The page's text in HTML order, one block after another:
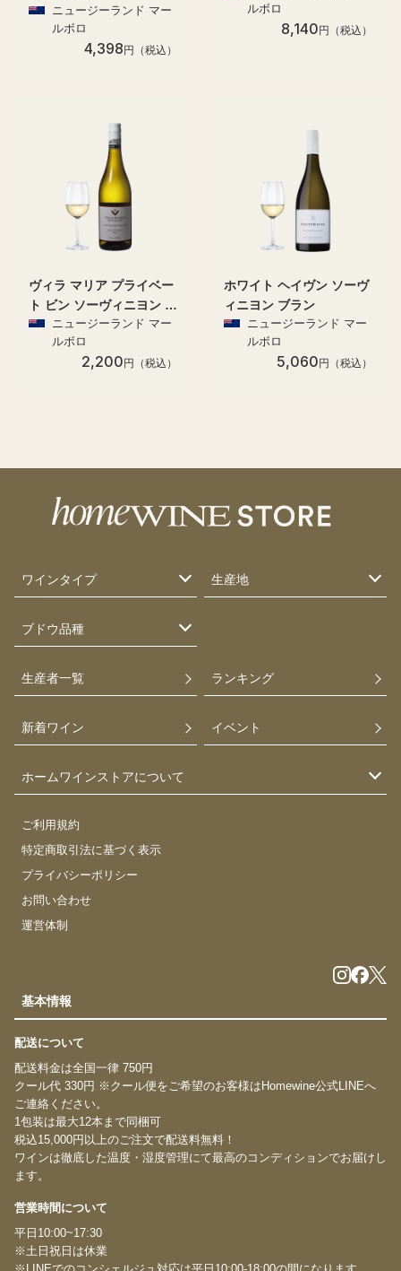
ニュージーランド マー
ルボロ
4,398 円（税込）
ルボロ
8,140 円（税込）
ヴィラ マリア プライベー
ト ビン ソーヴィニヨン ブ
ランニュージーランド マー
ルボロ
2,200 円（税込）
ホワイト ヘイヴン ソーヴ
ィニヨン ブラン
ニュージーランド マー
ルボロ
5,060 円（税込）
ワインタイプ 生産地
ブドウ品種
生産者一覧 ランキング
新着ワイン イベント
ホームワインストアについて
ご利用規約
特定商取引法に基づく表示
プライバシーポリシー
お問い合わせ
運営体制
基本情報
配送について
配送料金は全国一律 750円
クール代 330円 ※クール便をご希望のお客様はHomewine公式LINEへ
ご連絡ください。
1包装は最大12本まで同梱可
税込15,000円以上のご注文で配送料無料！
ワインは徹底した温度・湿度管理にて最高のコンディションでお届けし
ます。
営業時間について
平日10:00~17:30
※土日祝日は休業